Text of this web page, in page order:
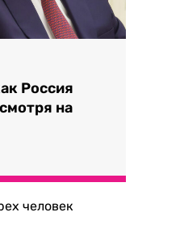
Россия
на
человек